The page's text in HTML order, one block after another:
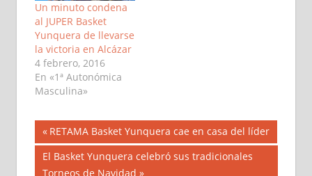
Un minuto condena
al JUPER Basket
Yunquera de llevarse
la victoria en Alcázar
4 febrero, 2016
En «1ª Autonómica
Masculina»
Navegación
de
Entrada
anterior:
RETAMA Basket Yunquera cae en casa del líder
Siguiente
entrada:
El Basket Yunquera celebró sus tradicionales
Torneos de Navidad